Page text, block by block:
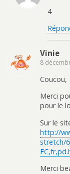
4
Vinie
8
Coucou,
Merci
pour le
Sur le
http://
stretch/
Merci